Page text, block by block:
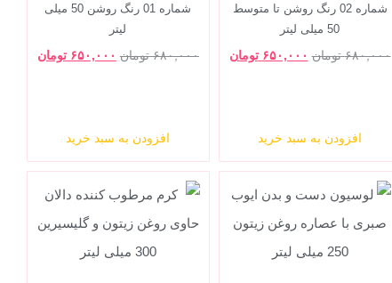
شماره 02 رنگ روشن تا متوسط
50 میلی لیتر
۶۸۰,۰۰۰ تومان ۶۵۰,۰۰۰ تومان
افزودن به سبد خرید
شماره 01 رنگ روشن 50 میلی
لیتر
۶۸۰,۰۰۰ تومان ۶۵۰,۰۰۰ تومان
افزودن به سبد خرید